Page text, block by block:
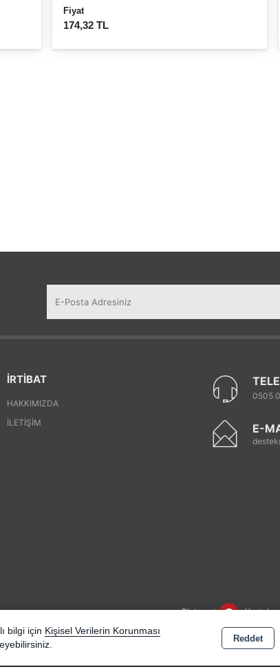
Fiyat
174,32 TL
İRTİBAT
HAKKIMIZDA
İLETIŞIM
0505
E-
Youtube
Pinterest
bilgi için Kişisel Verilerin Korunması
Reddet